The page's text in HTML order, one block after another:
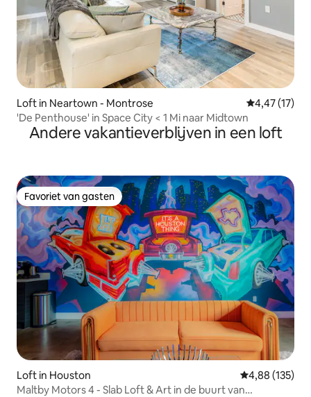
Loft in Neartown - Montrose Gemiddelde
4,47 (17)
'De Penthouse' in Space City < 1 Mi naar Midtown
Andere vakantieverblijven in een loft
Favoriet van gasten
Favoriet van gasten
Loft in Houston Gemiddelde
4,88 (135)
Maltby Motors 4 - Slab Loft & Art in de buurt van